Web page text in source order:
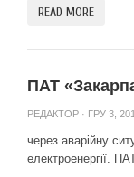
READ MORE
ПАТ
РЕДАКТОР · ГРУ 3,
через аварійну
електроенергії.